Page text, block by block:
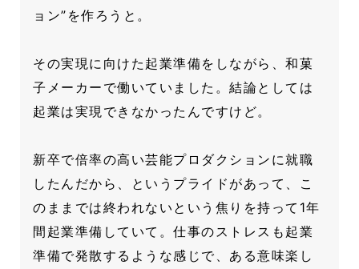
ョン”を作ろうと。
その実現に向けた起業準備をしながら、和菓
子メーカーで働いていました。結論としては
起業は実現できなかったんですけど。
新卒で倍率の高い芸能プロダクションに就職
したんだから、というプライドがあって、こ
のままでは終われないという焦りを持って1年
間起業準備していて。仕事のストレスも起業
準備で発散するような感じで、ある意味楽し